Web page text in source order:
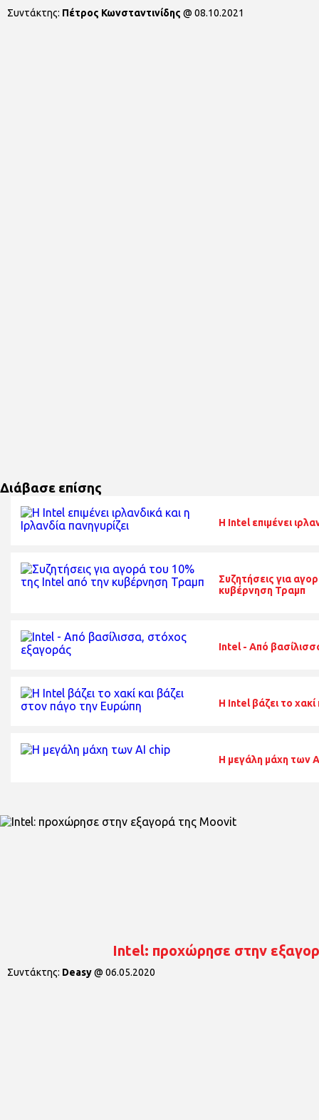
Συντάκτης: Πέτρος Κωνσταντινίδης @ 08.10.2021
Διάβασε επίσης
Η Intel επιμένει
Συζητήσεις για
κυβέρνηση Τραμπ
Intel - Από
Η Intel βάζει το
Η μεγάλη μάχη των
Intel: προχώρησε στην
Συντάκτης: Deasy@ 06.05.2020